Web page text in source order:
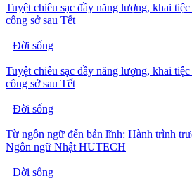
Tuyệt chiêu sạc đầy năng lượng, khai
công sở sau Tết
Đời sống
Tuyệt chiêu sạc đầy năng lượng, khai
công sở sau Tết
Đời sống
Từ ngôn ngữ đến bản lĩnh: Hành trình
Ngôn ngữ Nhật HUTECH
Đời sống